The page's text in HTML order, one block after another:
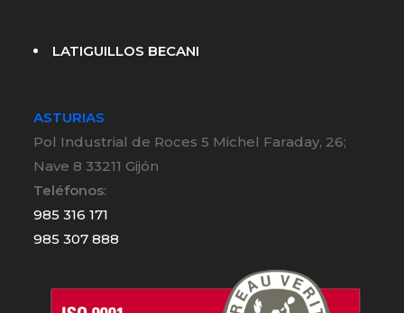
LATIGUILLOS BECANI
ASTURIAS
Pol Industrial de Roces 5 Michel Faraday, 26;
Nave 8 33211 Gijón
Teléfonos:
985 316 171
985 307 888